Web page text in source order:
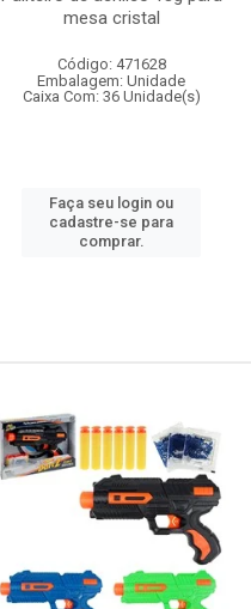
mesa cristal
Código: 471628
Embalagem: Unidade
Caixa Com: 36 Unidade(s)
Faça seu login ou
cadastre-se para
comprar.